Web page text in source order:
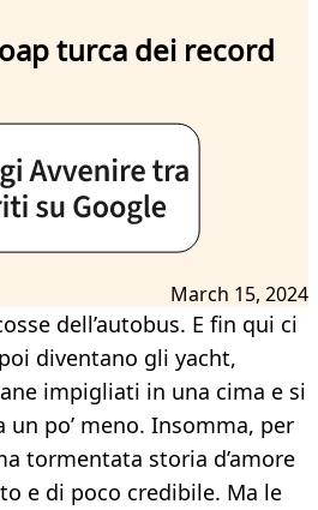
turca dei record
March 15, 2024
dell’autobus. E fin qui ci
diventano gli yacht,
impigliati in una cima e si
po’ meno. Insomma, per
tormentata storia d’amore
e di poco credibile. Ma le